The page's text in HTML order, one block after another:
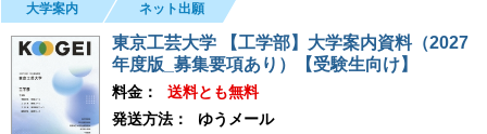
大学案内 ネット出願
東京工芸大学 【工学部】大学案内資料（2027
年度版_募集要項あり）【受験生向け】
料金：
送料とも無料
発送方法：
ゆうメール